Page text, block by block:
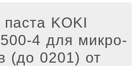
KOKI
4 для микро-
(до 0201) от